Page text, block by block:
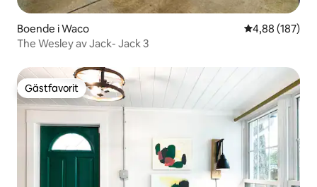
Boende i Waco 4,88 av 5 i
4,88 (187)
The Wesley av Jack- Jack 3
Gästfavorit
Gästfavorit